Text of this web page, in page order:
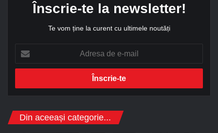
Înscrie-te la newsletter!
Te vom ține la curent cu ultimele noutăți
r
s
d
Din aceeași categorie...